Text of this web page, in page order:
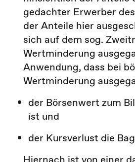
gedachter Erwerber
der Anteile hier
sich auf dem sog.
Wertminderung
Anwendung, dass bei
Wertminderung
der Börsenwert zum
ist und
der Kursverlust die